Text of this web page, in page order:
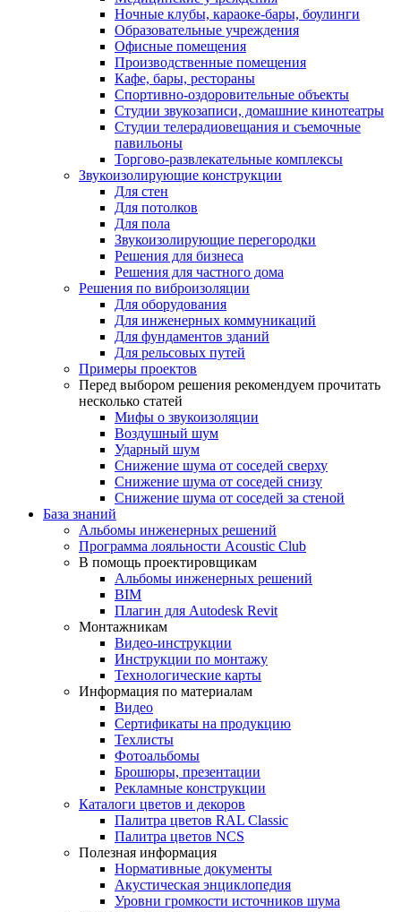
Ночные клубы, караоке-бары, боулинги
Образовательные учреждения
Офисные помещения
Производственные помещения
Кафе, бары, рестораны
Спортивно-оздоровительные объекты
Студии звукозаписи, домашние кинотеатры
Студии телерадиовещания и съемочные
павильоны
Торгово-развлекательные комплексы
Звукоизолирующие конструкции
Для стен
Для потолков
Для пола
Звукоизолирующие перегородки
Решения для бизнеса
Решения для частного дома
Решения по виброизоляции
Для оборудования
Для инженерных коммуникаций
Для фундаментов зданий
Для рельсовых путей
Примеры проектов
Перед выбором решения рекомендуем прочитать
несколько статей
Мифы о звукоизоляции
Воздушный шум
Ударный шум
Снижение шума от соседей сверху
Снижение шума от соседей снизу
Снижение шума от соседей за стеной
База знаний
Альбомы инженерных решений
Программа лояльности Acoustic Club
В помощь проектировщикам
Альбомы инженерных решений
BIM
Плагин для Autodesk Revit
Монтажникам
Видео-инструкции
Инструкции по монтажу
Технологические карты
Информация по материалам
Видео
Сертификаты на продукцию
Техлисты
Фотоальбомы
Брошюры, презентации
Рекламные конструкции
Каталоги цветов и декоров
Палитра цветов RAL Сlassic
Палитра цветов NCS
Полезная информация
Нормативные документы
Акустическая энциклопедия
Уровни громкости источников шума